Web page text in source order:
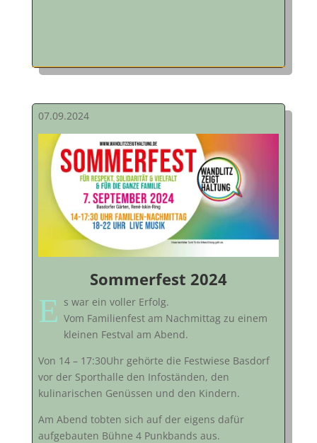
07.09.2024
Sommerfest 2024
E s war ein voller Erfolg.
Vom Familienfest am Nachmittag zu einem
kleinen Festval am Abend.
Von 14 – 17:30Uhr gehörte die Festwiese Basdorf
vor der Sporthalle den Infoständen, den
kulinarischen Genüssen und den Kindern.
Am Abend tobten sich auf der eigens dafür
aufgebauten Bühne 4 Punkbands aus.